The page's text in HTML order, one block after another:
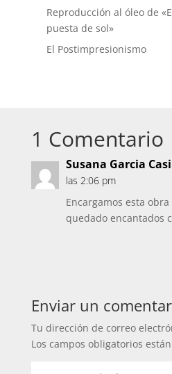
Reproducción al óleo de
puesta de sol»
El Postimpresionismo
1 Comentario
Susana Garcia
las 2:06 pm
Encargamos esta
quedado encantados
Enviar un
Tu dirección de correo
Los campos obligatorios